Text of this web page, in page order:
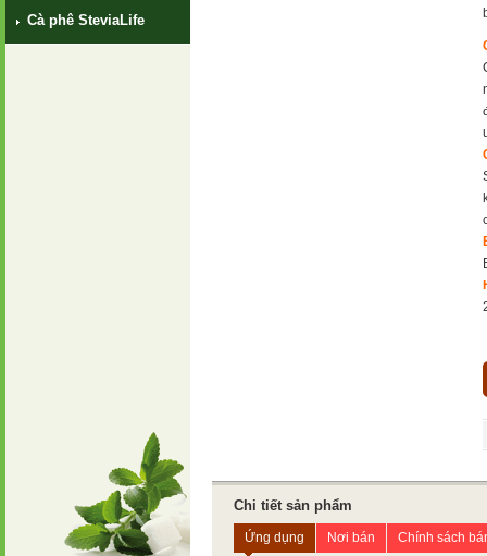
Cà phê SteviaLife
Chi tiết sản phẩm
Ứng dụng Nơi bán Chính sách